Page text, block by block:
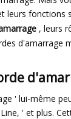
leurs fonctions
, leurs
d'amarrage
' lui-même
' et plus.